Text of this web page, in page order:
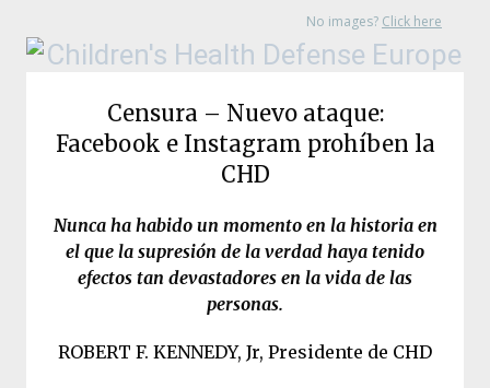
No images? Click here
Censura – Nuevo ataque:
Facebook e Instagram prohíben la
CHD
Nunca ha habido un momento en la historia en
el que la supresión de la verdad haya tenido
efectos tan devastadores en la vida de las
personas.
ROBERT F. KENNEDY, Jr, Presidente de CHD